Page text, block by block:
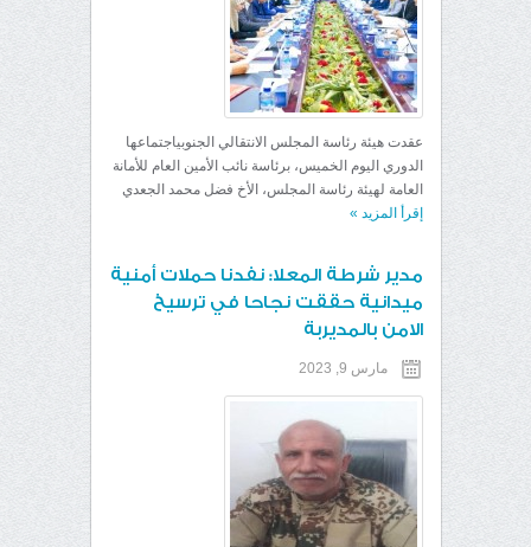
عقدت هيئة رئاسة المجلس الانتقالي الجنوبياجتماعها
الدوري اليوم الخميس، برئاسة نائب الأمين العام للأمانة
العامة لهيئة رئاسة المجلس، الأخ فضل محمد الجعدي
إقرأ المزيد »
مدير شرطة المعلا: نفدنا حملات أمنية
ميدانية حققت نجاحا في ترسيخ
الامن بالمديربة
مارس 9, 2023